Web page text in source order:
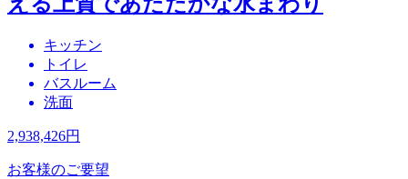
キッチン
トイレ
バスルーム
洗面
2,938,426円
お客様のご要望